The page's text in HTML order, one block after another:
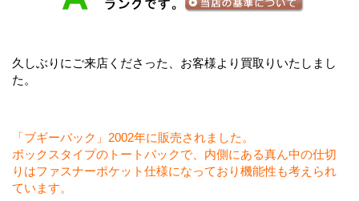
久しぶりにご来店くださった、お客様より買取りいたしまし
た。
「ブギーバック」2002年に販売されました。
ボックスタイプのトートバックで、内側にある真ん中の仕切
りはファスナーポケット仕様になっており機能性も考えられ
ています。